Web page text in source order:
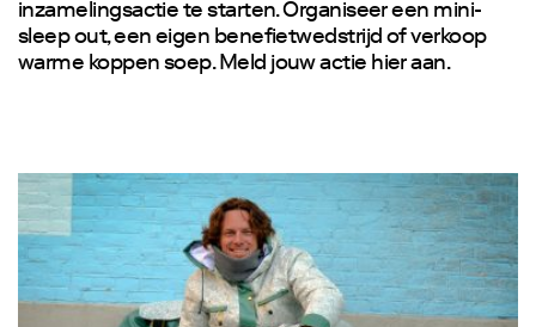
inzamelingsactie te starten. Organiseer een mini-
sleep out, een eigen benefietwedstrijd of verkoop
warme koppen soep. Meld jouw actie hieraan.